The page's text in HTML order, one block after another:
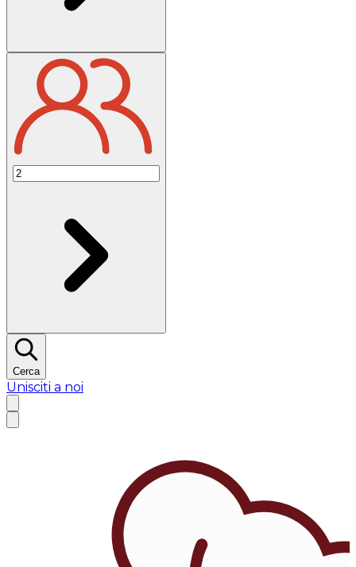
Cerca
Unisciti a noi